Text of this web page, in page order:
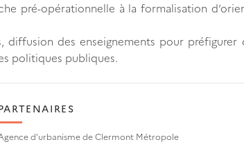
pré-opérationnelle à la formalisation
diffusion des enseignements pour préfigurer
politiques publiques.
d'urbanisme de Clermont Métropole